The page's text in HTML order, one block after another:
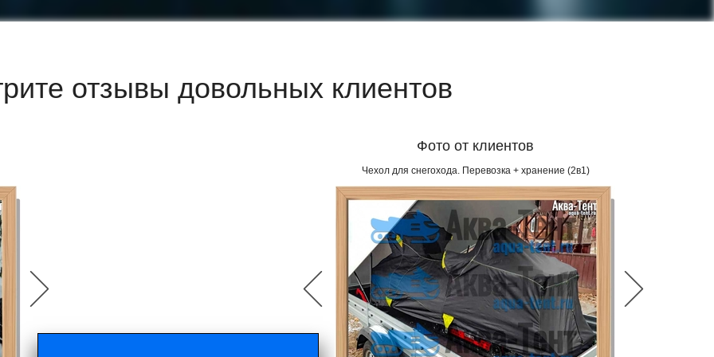
отзывы довольных клиентов
Фото от клиентов
Чехол для снегохода. Перевозка + хранение (2в1)